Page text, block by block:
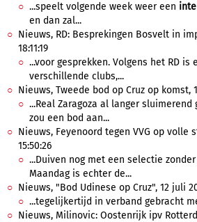
...speelt volgende week weer een
en dan zal...
Nieuws, RD: Besprekingen Bosvelt in
18:11:19
...voor gesprekken. Volgens het RD is
verschillende clubs,...
Nieuws, Tweede bod op Cruz op komst,
...Real Zaragoza al langer sluimerend
zou een bod aan...
Nieuws, Feyenoord tegen VVG op volle
15:50:26
...Duiven nog met een selectie
Maandag is echter de...
Nieuws, "Bod Udinese op Cruz", 12 juli
...tegelijkertijd in verband gebracht
Nieuws, Milinovic: Oostenrijk ipv